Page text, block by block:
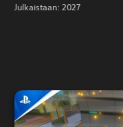
Julkaistaan: 2027